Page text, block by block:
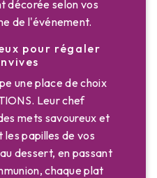
décorée selon vos
de l'événement.
pour régaler
une place de choix
Leur chef
mets savoureux et
papilles de vos
dessert, en passant
chaque plat